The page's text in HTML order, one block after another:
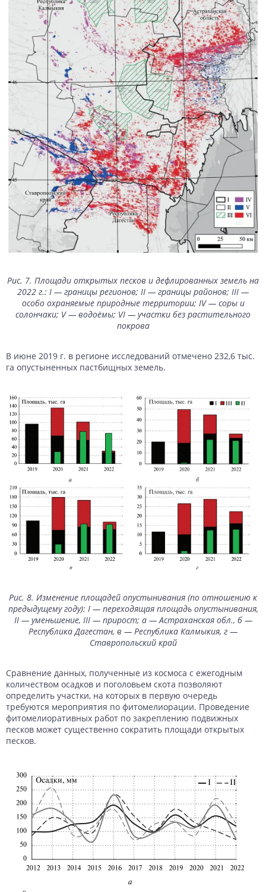
Рис. 7. Площади открытых песков и дефлированных земель на
2022 г.: I — границы регионов; II — границы районов; III —
особо охраняемые природные территории; IV — соры и
солончаки; V — водоёмы; VI — участки без растительного
покрова
В июне 2019 г. в регионе исследований отмечено 232,6 тыс.
га опустыненных пастбищных земель.
Рис. 8. Изменение площадей опустынивания (по отношению к
предыдущему году): I — переходящая площадь опустынивания,
II — уменьшение, III — прирост; а — Астраханская обл., б —
Республика Дагестан, в — Республика Калмыкия, г —
Ставропольский край
Сравнение данных, полученные из космоса с ежегодным
количеством осадков и поголовьем скота позволяют
определить участки, на которых в первую очередь
требуются мероприятия по фитомелиорации. Проведение
фитомелиоративных работ по закреплению подвижных
песков может существенно сократить площади открытых
песков.